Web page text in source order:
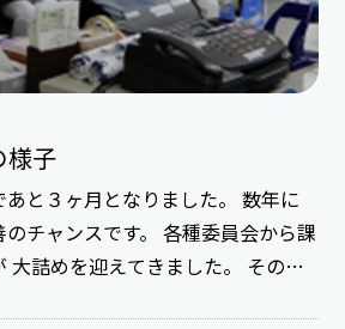
様子
と３ヶ月となりました。 数年に
チャンスです。 各種委員会から課
めを迎えてきました。 その前